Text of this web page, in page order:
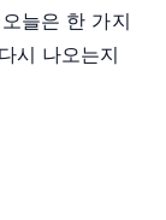
늘은 한 가지
시 나오는지